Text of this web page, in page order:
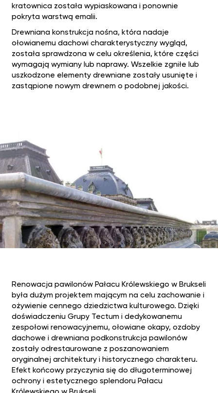
kratownica została wypiaskowana i ponownie
pokryta warstwą emalii.
Drewniana konstrukcja nośna, która nadaje
ołowianemu dachowi charakterystyczny wygląd,
została sprawdzona w celu określenia, które części
wymagają wymiany lub naprawy. Wszelkie zgniłe lub
uszkodzone elementy drewniane zostały usunięte i
zastąpione nowym drewnem o podobnej jakości.
Renowacja pawilonów Pałacu Królewskiego w Brukseli
była dużym projektem mającym na celu zachowanie i
ożywienie cennego dziedzictwa kulturowego. Dzięki
doświadczeniu Grupy Tectum i dedykowanemu
zespołowi renowacyjnemu, ołowiane okapy, ozdoby
dachowe i drewniana podkonstrukcja pawilonów
zostały odrestaurowane z poszanowaniem
oryginalnej architektury i historycznego charakteru.
Efekt końcowy przyczynia się do długoterminowej
ochrony i estetycznego splendoru Pałacu